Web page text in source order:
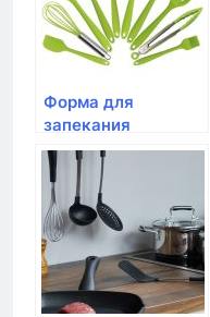
Форма для
запекания
прямоугольная
средняя,Emile
Henry, 36 см,цвет:
гранат